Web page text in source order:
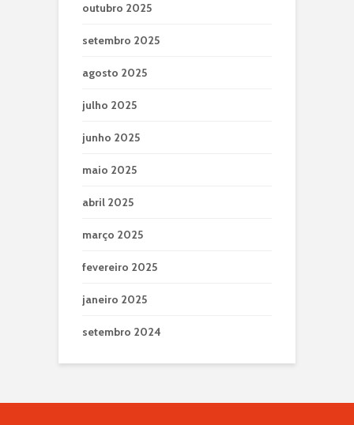
outubro 2025
setembro 2025
agosto 2025
julho 2025
junho 2025
maio 2025
abril 2025
março 2025
fevereiro 2025
janeiro 2025
setembro 2024